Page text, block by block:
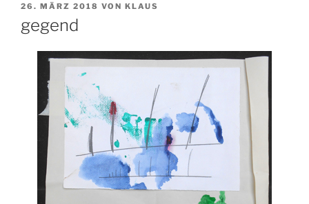
VERÖFFENTLICHT
26. MÄRZ 2018 VON KLAUS
gegend